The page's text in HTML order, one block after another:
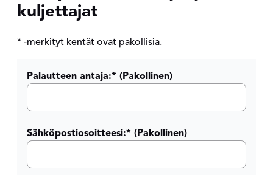
kuljettajat
* -merkityt kentät ovat pakollisia.
Palautteen antaja:* (Pakollinen)
Sähköpostiosoitteesi:* (Pakollinen)